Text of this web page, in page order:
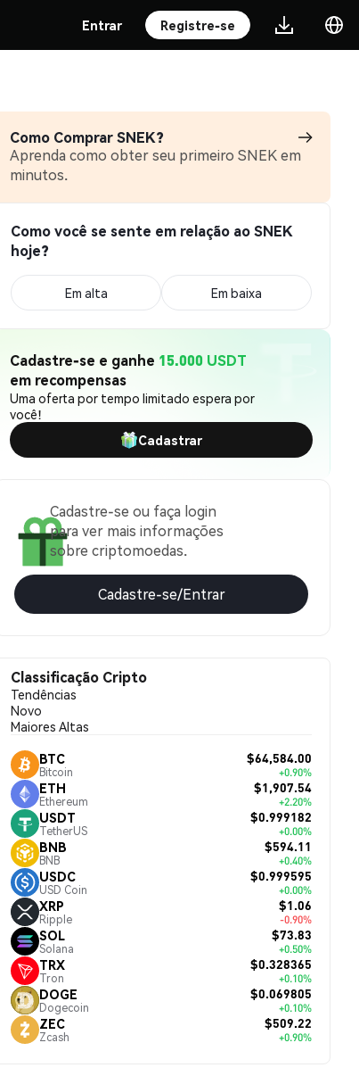
Entrar Registre-se
Como Comprar SNEK?
Aprenda como obter seu primeiro SNEK em
minutos.
Como você se sente em relação ao SNEK
hoje?
Em alta Em baixa
Cadastre-se e ganhe 15.000 USDT
em recompensas
Uma oferta por tempo limitado espera por
você!
Cadastrar
Cadastre-se ou faça login
para ver mais informações
sobre criptomoedas.
Cadastre-se/Entrar
Classificação Cripto
Tendências
Novo
Maiores Altas
BTC
Bitcoin
$64,584.00
+0.90%
ETH
Ethereum
$1,907.54
+2.20%
USDT
TetherUS
$0.999182
+0.00%
BNB
BNB
$594.11
+0.40%
USDC
USD Coin
$0.999595
+0.00%
XRP
Ripple
$1.06
-0.90%
SOL
Solana
$73.83
+0.50%
TRX
Tron
$0.328365
+0.10%
DOGE
Dogecoin
$0.069805
+0.10%
ZEC
Zcash
$509.22
+0.90%